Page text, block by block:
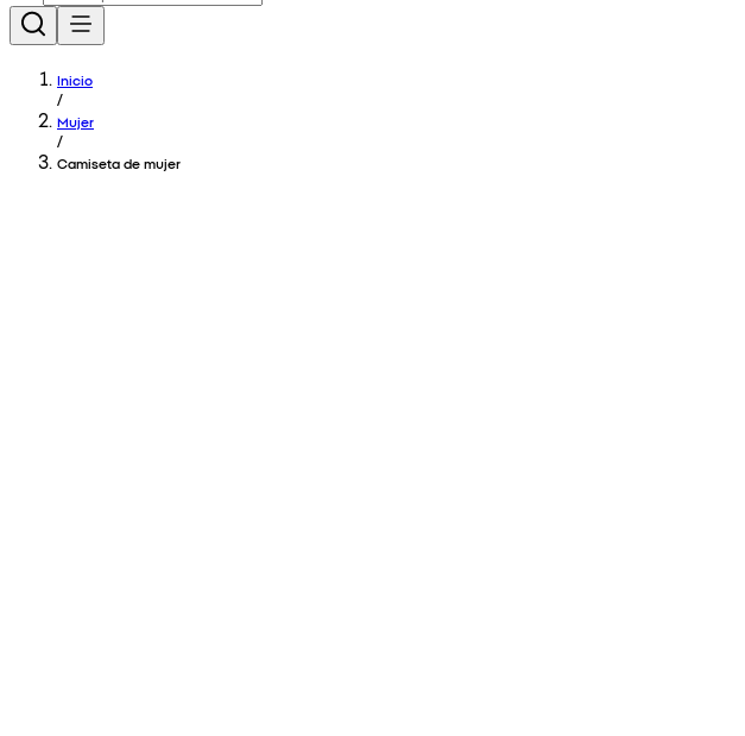
Inicio
/
Mujer
/
Camiseta de mujer